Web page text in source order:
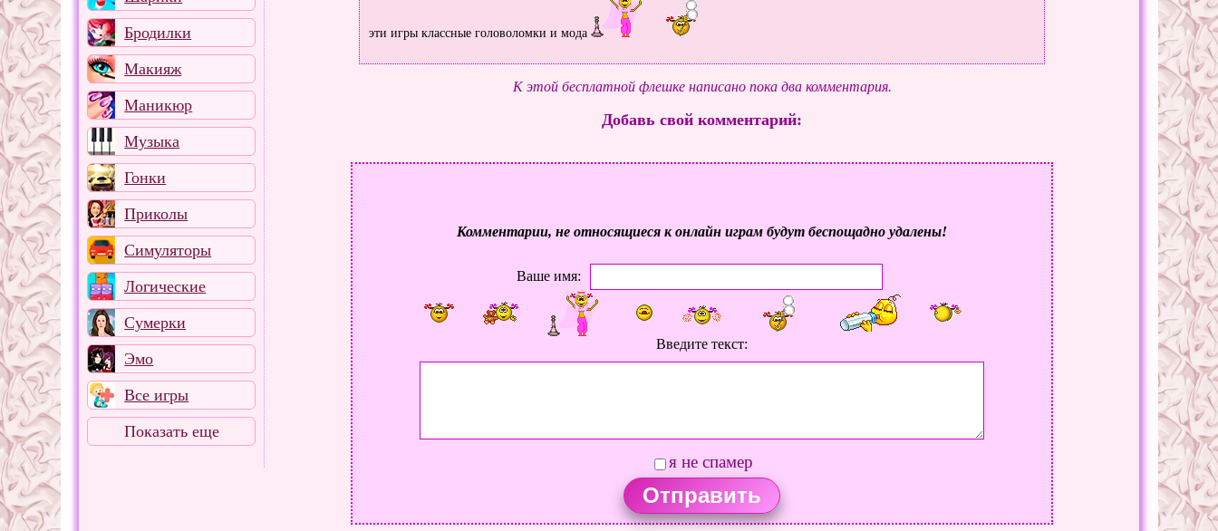
Бродилки
Макияж
Маникюр
Музыка
Гонки
Приколы
Симуляторы
Логические
Сумерки
Эмо
Все игры
Показать еще
эти игры классные головоломки и мода
К этой бесплатной флешке написано пока два комментария.
Добавь свой комментарий:
Комментарии, не относящиеся к онлайн играм будут беспощадно удалены!
Ваше имя:
Введите текст:
я не спамер